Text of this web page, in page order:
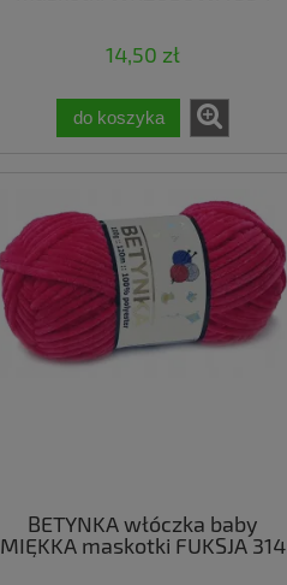
14,50 zł
do koszyka
BETYNKA włóczka baby
MIĘKKA maskotki FUKSJA 314